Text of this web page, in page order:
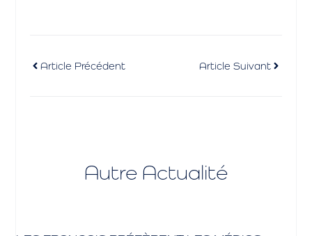
Article Précédent Article Suivant
Autre Actualité